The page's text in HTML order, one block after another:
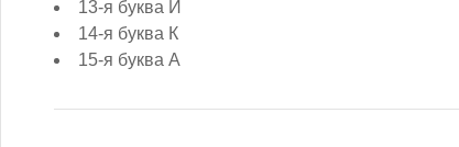
13-я буква И
14-я буква К
15-я буква А